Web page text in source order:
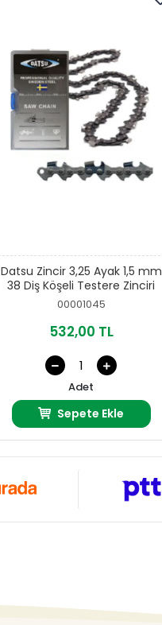
Datsu Zincir 3,25 Ayak 1,5 mm
38 Diş Köşeli Testere Zinciri
00001045
532,00 TL
Adet
Sepete Ekle